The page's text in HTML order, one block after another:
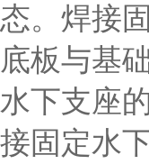
态。焊接
底板与基
水下支座
接固定水